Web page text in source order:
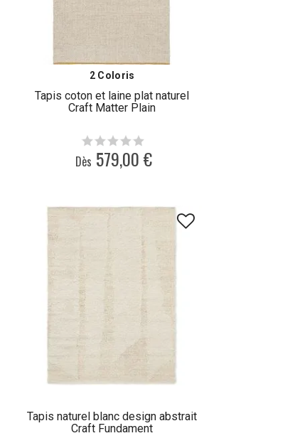
2 Coloris
Tapis coton et laine plat naturel
Craft Matter Plain
Dès 579,00 €
Tapis naturel blanc design abstrait
Craft Fundament